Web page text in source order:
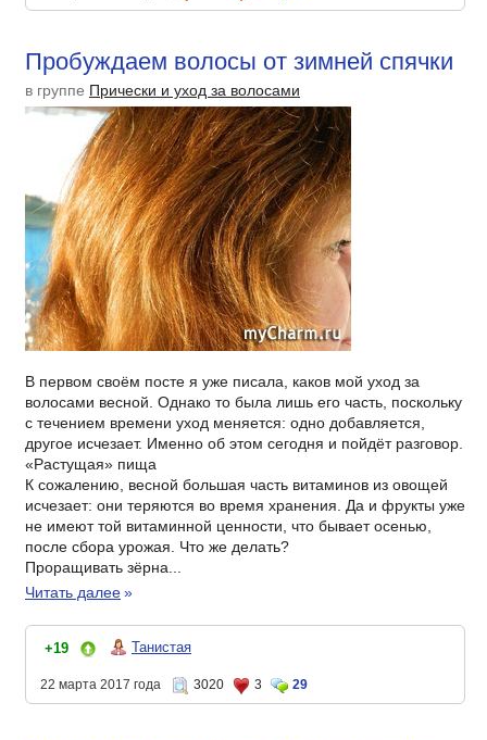
Пробуждаем волосы от зимней спячки
в группе Прически и уход за волосами
В первом своём посте я уже писала, каков мой уход за
волосами весной. Однако то была лишь его часть, поскольку
с течением времени уход меняется: одно добавляется,
другое исчезает. Именно об этом сегодня и пойдёт разговор.
«Растущая» пища
К сожалению, весной большая часть витаминов из овощей
исчезает: они теряются во время хранения. Да и фрукты уже
не имеют той витаминной ценности, что бывает осенью,
после сбора урожая. Что же делать?
Проращивать зёрна...
Читать далее»
+19 Танистая
22 марта 2017 года 3020 3 29